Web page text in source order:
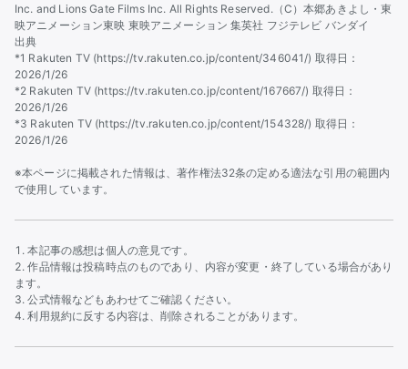
Inc. and Lions Gate Films Inc. All Rights Reserved.（C）本郷あきよし・東
映アニメーション東映 東映アニメーション 集英社 フジテレビ バンダイ
出典
*1 Rakuten TV (https://tv.rakuten.co.jp/content/346041/) 取得日：
2026/1/26
*2 Rakuten TV (https://tv.rakuten.co.jp/content/167667/) 取得日：
2026/1/26
*3 Rakuten TV (https://tv.rakuten.co.jp/content/154328/) 取得日：
2026/1/26
※本ページに掲載された情報は、著作権法32条の定める適法な引用の範囲内
で使用しています。
本記事の感想は個人の意見です。
作品情報は投稿時点のものであり、内容が変更・終了している場合があり
ます。
公式情報などもあわせてご確認ください。
利用規約に反する内容は、削除されることがあります。